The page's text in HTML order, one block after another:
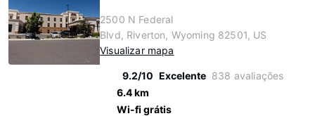
2500 N Federal
Blvd, Riverton, Wyoming 82501, US
Visualizar mapa
9.2/10 Excelente 838 avaliações
6.4 km
Wi-fi grátis